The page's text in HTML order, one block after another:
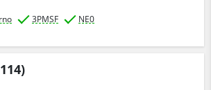
3PMSF NE0